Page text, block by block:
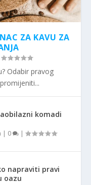
ZA KAVU ZA
Odabir pravog
komadi
| 0 |
napraviti pravi
oazu